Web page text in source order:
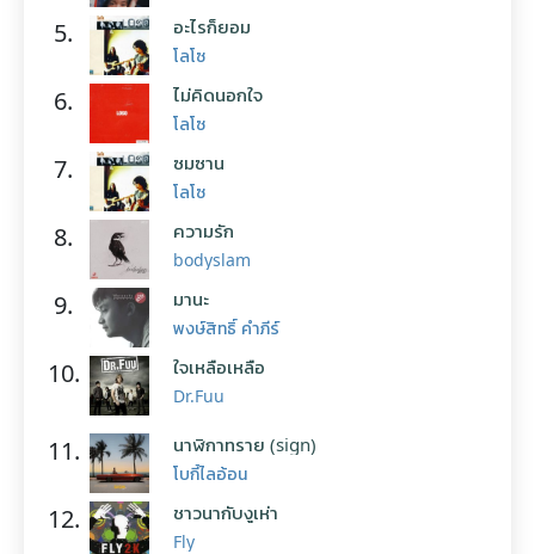
5. อะไรก็ยอม
โลโซ
6. ไม่คิดนอกใจ
โลโซ
7. ซมซาน
โลโซ
8. ความรัก
bodyslam
9. มานะ
พงษ์สิทธิ์ คำภีร์
10. ใจเหลือเหลือ
Dr.Fuu
11. นาฬิกาทราย (sign)
โบกี้ไลอ้อน
12. ชาวนากับงูเห่า
Fly